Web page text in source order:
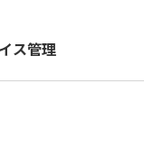
ス管理